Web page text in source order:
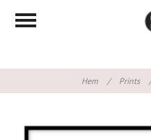
Hem / Prints /